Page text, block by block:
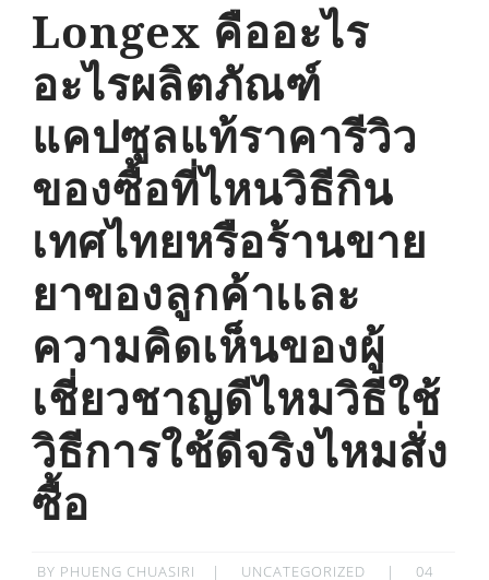
Longex คืออะไร
อะไรผลิตภัณฑ์
แคปซูลแท้ราคารีวิว
ของซื้อที่ไหนวิธีกิน
เทศไทยหรือร้านขาย
ยาของลูกค้าเเละ
ความคิดเห็นของผู้
เชี่ยวชาญดีไหมวิธีใช้
วิธีการใช้ดีจริงไหมสั่ง
ซื้อ
BY PHUENG CHUASIRI UNCATEGORIZED
POSTED
04